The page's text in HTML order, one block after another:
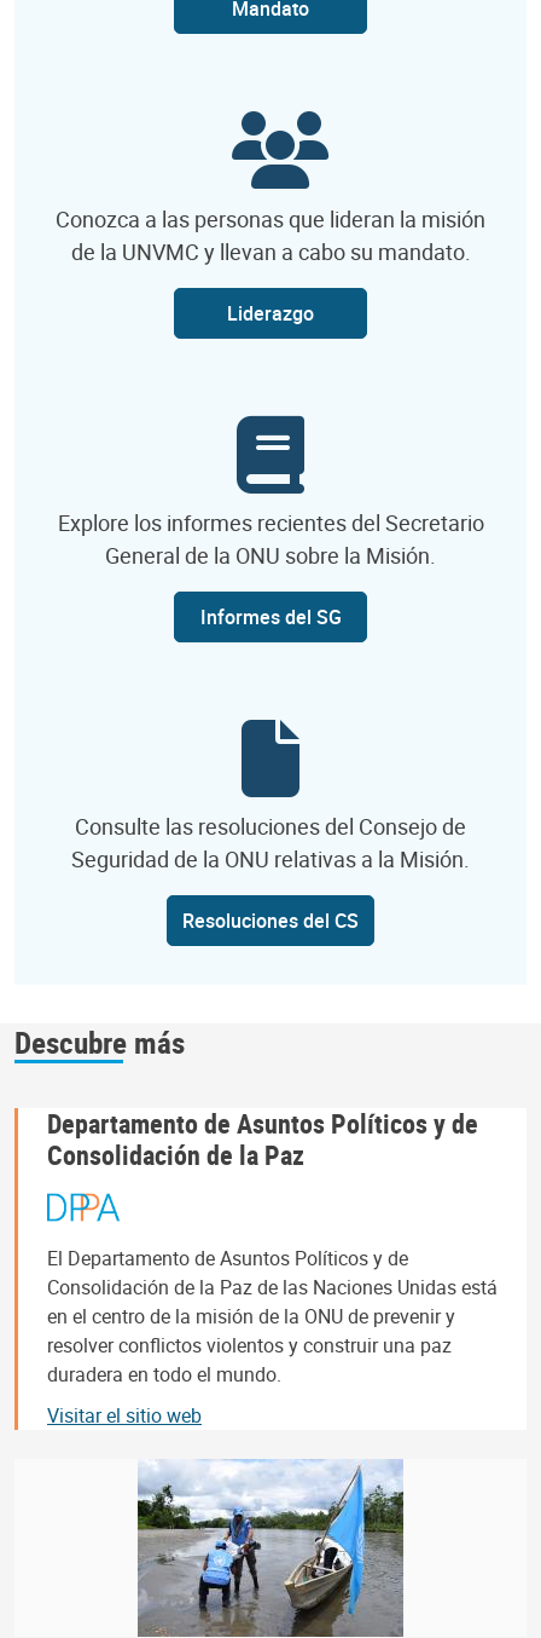
Mandato
Conozca a las personas que lideran la misión
de la UNVMC y llevan a cabo su mandato.
Liderazgo
Explore los informes recientes del Secretario
General de la ONU sobre la Misión.
Informes del SG
Consulte las resoluciones del Consejo de
Seguridad de la ONU relativas a la Misión.
Resoluciones del CS
Descubre más
Departamento de Asuntos Políticos y de
Consolidación de la Paz
El Departamento de Asuntos Políticos y de
Consolidación de la Paz de las Naciones Unidas está
en el centro de la misión de la ONU de prevenir y
resolver conflictos violentos y construir una paz
duradera en todo el mundo.
Visitar el sitio web